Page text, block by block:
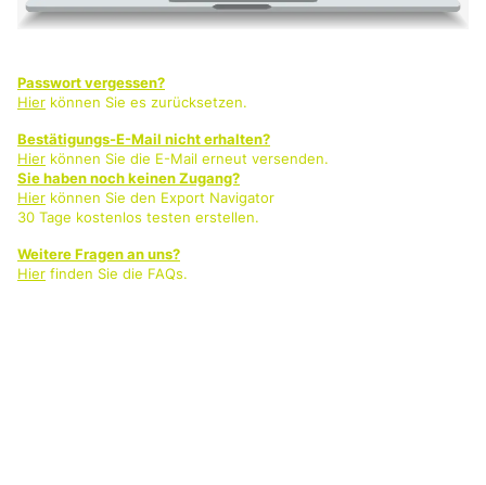
Passwort vergessen?
Hier können Sie es zurücksetzen.
Bestätigungs-E-Mail nicht erhalten?
Hier können Sie die E-Mail erneut versenden.
Sie haben noch keinen Zugang?
Hier können Sie den Export Navigator
30 Tage kostenlos testen erstellen.
Weitere Fragen an uns?
Hier finden Sie die FAQs.